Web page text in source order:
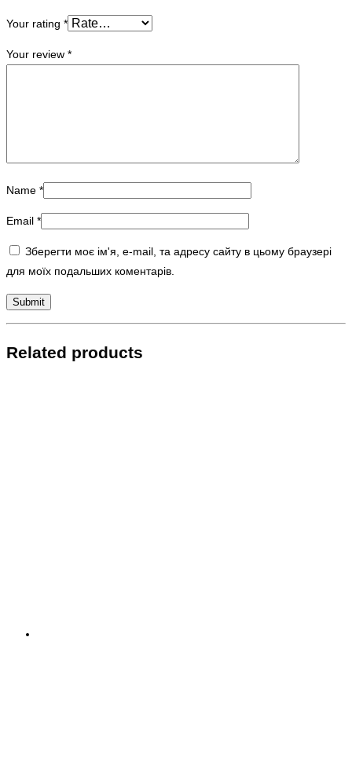
Your rating *
Your review *
Name *
Email *
Зберегти моє ім'я, e-mail, та адресу сайту в цьому браузері
для моїх подальших коментарів.
Related products